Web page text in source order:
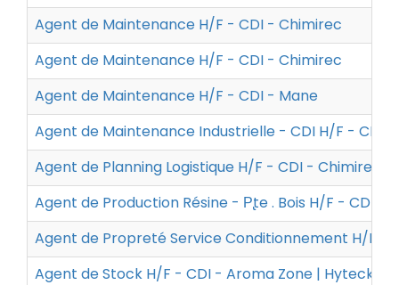
Agent de Maintenance H/F - CDI - Chimirec
Agent de Maintenance H/F - CDI - Chimirec
Agent de Maintenance H/F - CDI - Mane
Agent de Maintenance Industrielle - CDI H/F - CDI
Agent de Planning Logistique H/F - CDI - Chimirec
Agent de Production Résine - P̢te . Bois H/F - CDI -
Agent de Propreté Service Conditionnement H/F -
Agent de Stock H/F - CDI - Aroma Zone | Hyteck